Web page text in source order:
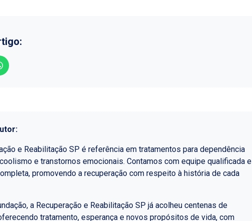
e Reabilitação SP é referência em tratamentos para dependência
e transtornos emocionais. Contamos com equipe qualificada e
promovendo a recuperação com respeito à história de cada
a Recuperação e Reabilitação SP já acolheu centenas de
tratamento, esperança e novos propósitos de vida, com